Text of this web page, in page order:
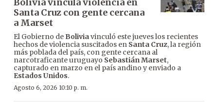
Bolivia vincula violencia en
Santa Cruz con gente cercana
a Marset
El Gobierno de Boliviavinculó este jueves los recientes
hechos de violencia suscitados en Santa Cruz, la región
más poblada del país, con gente cercana al
narcotraficante uruguayo Sebastián Marset,
capturado en marzo en el país andino y enviado a
Estados Unidos.
Agosto 6, 2026 10:10 p. m.